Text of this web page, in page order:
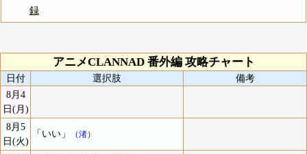
録
アニメCLANNAD 番外編 攻略チャート
日付 選択肢
備考
8月4
日(月)
8月5
日(火)
「いい」 （渚）